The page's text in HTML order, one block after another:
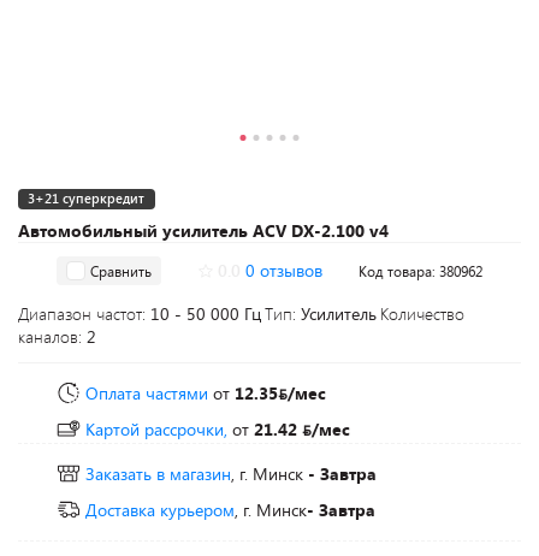
Автомобильный усилитель ACV DX-2.100 v4
3+21 суперкредит
Сравнить 0 отзывов Код товара: 380962
Диапазон частот: 10 - 50 000 ГцТип: Усилитель Количество
каналов: 2
Оплата частями от 12.35 /мес
Картой рассрочки, от 21.42
/мес
Заказать в магазин, г. Минск - Завтра
Доставка курьером, г. Минск- Завтра